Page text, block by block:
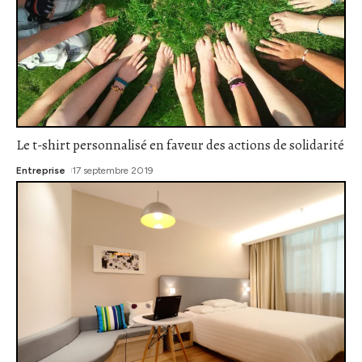
Le t-shirt personnalisé en faveur des actions de solidarité
Entreprise 17 septembre 2019